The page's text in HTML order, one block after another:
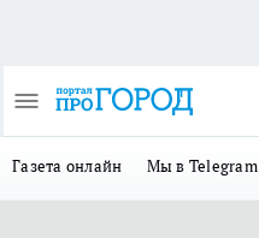
Газета онлайн Мы в Telegram